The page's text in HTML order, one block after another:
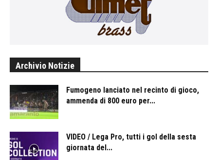
Archivio Notizie
Fumogeno lanciato nel recinto di gioco,
ammenda di 800 euro per...
VIDEO / Lega Pro, tutti i gol della sesta
giornata del...